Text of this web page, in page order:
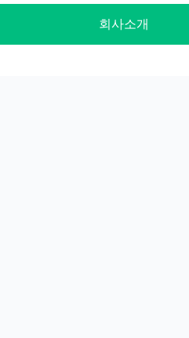
회사소개